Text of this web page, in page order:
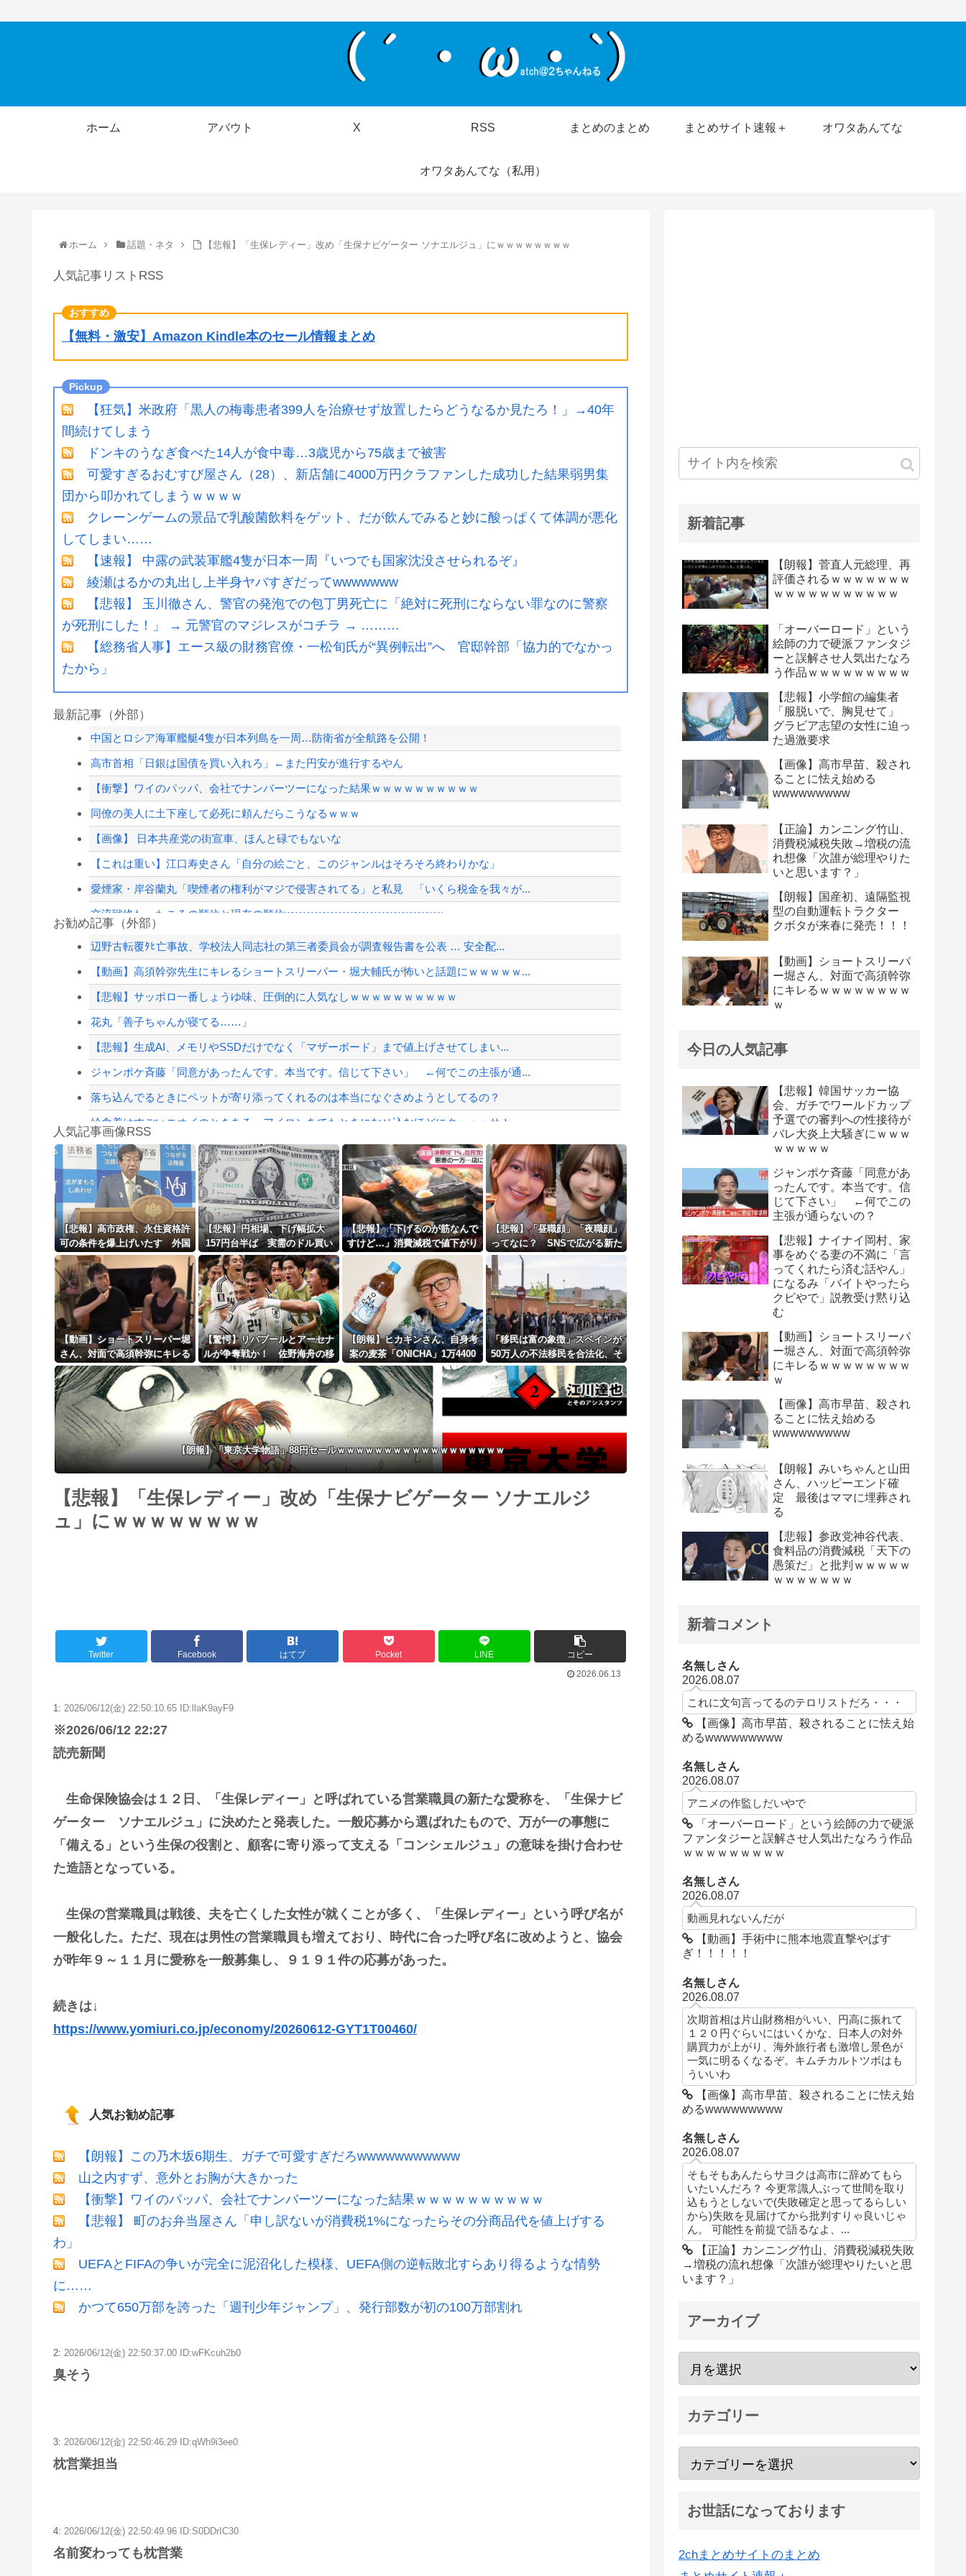
ホーム アバウト X RSS まとめのまとめ まとめサイト速報＋ オワタあんてな
オワタあんてな（私用）
ホーム 話題・ネタ 【悲報】「生保レディー」改め「生保ナビゲーター ソナエルジュ」にｗｗｗｗｗｗｗｗ
人気記事リストRSS
【無料・激安】Amazon Kindle本のセール情報まとめ
【狂気】米政府「黒人の梅毒患者399人を治療せず放置したらどうなるか見たろ！」→40年
間続けてしまう
ドンキのうなぎ食べた14人が食中毒…3歳児から75歳まで被害
可愛すぎるおむすび屋さん（28）、新店舗に4000万円クラファンした成功した結果弱男集
団から叩かれてしまうｗｗｗｗ
クレーンゲームの景品で乳酸菌飲料をゲット、だが飲んでみると妙に酸っぱくて体調が悪化
してしまい……
【速報】 中露の武装軍艦4隻が日本一周『いつでも国家沈没させられるぞ』
綾瀬はるかの丸出し上半身ヤバすぎだってwwwwwww
【悲報】 玉川徹さん、警官の発泡での包丁男死亡に「絶対に死刑にならない罪なのに警察
が死刑にした！」 → 元警官のマジレスがコチラ → ………
【総務省人事】エース級の財務官僚・一松旬氏が“異例転出”へ 官邸幹部「協力的でなかっ
たから」
最新記事（外部）
中国とロシア海軍艦艇4隻が日本列島を一周…防衛省が全航路を公開！
高市首相「日銀は国債を買い入れろ」←また円安が進行するやん
【衝撃】ワイのパッパ、会社でナンバーツーになった結果ｗｗｗｗｗｗｗｗｗｗ
同僚の美人に土下座して必死に頼んだらこうなるｗｗｗ
【画像】 日本共産党の街宣車、ほんと碌でもないな
【これは重い】江口寿史さん「自分の絵ごと、このジャンルはそろそろ終わりかな」
愛煙家・岸谷蘭丸「喫煙者の権利がマジで侵害されてる」と私見 「いくら税金を我々が...
交流戦終わったころの順位と現在の順位wwwwwwwwwwwwwwwwwwww
ダイエット中のワイ、空腹で狂いそう……
「高市早苗はどんだけ自己顕示欲が強いんだ」と左派が『高木美帆氏に送られた包丁セッ...
【朗報】中居正広さん、また聖人エピソードが追加されるｗｗｗｗｗ
日本の商船が中国に臨検された場合は「台湾軍が対応」と台湾軍トップ！
【配信者】「金バエ」のSNS更新が1週間途絶え、様々な憶測が飛び交う。1週間ぶり...
【緊急速報】NYで警官が黒人男性の首を絞め、暴動第二波不可避へ
Powered by livedoor 相互RSS
お勧め記事（外部）
辺野古転覆ﾀﾋ亡事故、学校法人同志社の第三者委員会が調査報告書を公表 … 安全配...
【動画】高須幹弥先生にキレるショートスリーパー・堀大輔氏が怖いと話題にｗｗｗｗｗ...
【悲報】サッポロ一番しょうゆ味、圧倒的に人気なしｗｗｗｗｗｗｗｗｗｗ
花丸「善子ちゃんが寝てる……」
【悲報】生成AI、メモリやSSDだけでなく「マザーボード」まで値上げさせてしまい...
ジャンポケ斉藤「同意があったんです。本当です。信じて下さい」 ←何でこの主張が通...
落ち込んでるときにペットが寄り添ってくれるのは本当になぐさめようとしてるの？
給食着はすごいニオイのときある。アイロンあてたときにむせ込むほどにクッッッサ！っ...
【第一位】車で要らない装備、「電動シート」に決まる・・・
【動画】高速道路を走行中の車からリアガラスが飛んでくる事故(ﾟoﾟ)
8/4のニュース
日本旅行キャンセルすべきか…1万年ぶり史上最大級の火山の兆し＝韓国の反応
更新中止のお知らせ
海外「おめでとうタキ！」リヴァプール南野がバースデーゴール！！
Powered by livedoor 相互RSS
人気記事画像RSS
【悲報】高市政権、永住資格許
可の条件を爆上げいたす 外国
人さん「もう日本ええわ・・」
【悲報】円相場、下げ幅拡大
157円台半ば 実需のドル買い
観測
【悲報】「下げるのが筋なんで
すけど…」消費減税で値下がり
する分と同じだけ商品を値上げ
して店頭価格を変えない店も…
【悲報】「昼職顔」「夜職顔」
ってなに？ SNSで広がる新た
なルッキズム論争ｗｗｗｗｗｗ
【動画】ショートスリーパー堀
さん、対面で高須幹弥にキレる
ｗｗｗｗｗｗｗｗｗ
【驚愕】リバプールとアーセナ
ルが争奪戦か！ 佐野海舟の移
籍金は108億円超えの急騰！マ
インツ幹部も認める衝撃オファ
ーの可能性
【朗報】ヒカキンさん、自身考
案の麦茶「ONICHA」1万4400
本を熊本県に発送ｗｗｗｗｗｗ
ｗ
「移民は富の象徴」スペインが
50万人の不法移民を合法化、そ
の狙いと日本への教訓と [蚤の
市★]
【朗報】「東京大学物語」88円セールｗｗｗｗｗｗｗｗｗｗｗｗｗｗｗｗｗｗ
【悲報】「生保レディー」改め「生保ナビゲーター ソナエルジ
ュ」にｗｗｗｗｗｗｗｗ
Twitter Facebook はてブ Pocket LINE
コピー
2026.06.13
1: 2026/06/12(金) 22:50:10.65 ID:llaK9ayF9
※2026/06/12 22:27
読売新聞
生命保険協会は１２日、「生保レディー」と呼ばれている営業職員の新たな愛称を、「生保ナビ
ゲーター ソナエルジュ」に決めたと発表した。一般応募から選ばれたもので、万が一の事態に
「備える」という生保の役割と、顧客に寄り添って支える「コンシェルジュ」の意味を掛け合わせ
た造語となっている。
生保の営業職員は戦後、夫を亡くした女性が就くことが多く、「生保レディー」という呼び名が
一般化した。ただ、現在は男性の営業職員も増えており、時代に合った呼び名に改めようと、協会
が昨年９～１１月に愛称を一般募集し、９１９１件の応募があった。
続きは↓
https://www.yomiuri.co.jp/economy/20260612-GYT1T00460/
人気お勧め記事
【朗報】この乃木坂6期生、ガチで可愛すぎだろwwwwwwwwwww
山之内すず、意外とお胸が大きかった
【衝撃】ワイのパッパ、会社でナンバーツーになった結果ｗｗｗｗｗｗｗｗｗｗ
【悲報】 町のお弁当屋さん「申し訳ないが消費税1%になったらその分商品代を値上げする
わ」
UEFAとFIFAの争いが完全に泥沼化した模様、UEFA側の逆転敗北すらあり得るような情勢
に……
かつて650万部を誇った「週刊少年ジャンプ」、発行部数が初の100万部割れ
2: 2026/06/12(金) 22:50:37.00 ID:wFKcuh2b0
臭そう
3: 2026/06/12(金) 22:50:46.29 ID:qWh9i3ee0
枕営業担当
4: 2026/06/12(金) 22:50:49.96 ID:S0DDrIC30
名前変わっても枕営業
新着記事
【朗報】菅直人元総理、再
評価されるｗｗｗｗｗｗｗ
ｗｗｗｗｗｗｗｗｗｗｗ
「オーバーロード」という
絵師の力で硬派ファンタジ
ーと誤解させ人気出たなろ
う作品ｗｗｗｗｗｗｗｗｗ
【悲報】小学館の編集者
「服脱いで、胸見せて」
グラビア志望の女性に迫っ
た過激要求
【画像】高市早苗、殺され
ることに怯え始める
wwwwwwwww
【正論】カンニング竹山、
消費税減税失敗→増税の流
れ想像「次誰が総理やりた
いと思います？」
【朗報】国産初、遠隔監視
型の自動運転トラクター
クボタが来春に発売！！！
【動画】ショートスリーパ
ー堀さん、対面で高須幹弥
にキレるｗｗｗｗｗｗｗｗ
ｗ
今日の人気記事
【悲報】韓国サッカー協
会、ガチでワールドカップ
予選での審判への性接待が
バレ大炎上大騒ぎにｗｗｗ
ｗｗｗｗｗ
ジャンポケ斉藤「同意があ
ったんです。本当です。信
じて下さい」 ←何でこの
主張が通らないの？
【悲報】ナイナイ岡村、家
事をめぐる妻の不満に「言
ってくれたら済む話やん」
になるみ「バイトやったら
クビやで」説教受け黙り込
む
【動画】ショートスリーパ
ー堀さん、対面で高須幹弥
にキレるｗｗｗｗｗｗｗｗ
ｗ
【画像】高市早苗、殺され
ることに怯え始める
wwwwwwwww
【朗報】みいちゃんと山田
さん、ハッピーエンド確
定 最後はママに埋葬され
る
【悲報】参政党神谷代表、
食料品の消費減税「天下の
愚策だ」と批判ｗｗｗｗｗ
ｗｗｗｗｗｗｗ
新着コメント
名無しさん
2026.08.07
これに文句言ってるのテロリストだろ・・・
【画像】高市早苗、殺されることに怯え始
めるwwwwwwwww
名無しさん
2026.08.07
アニメの作監しだいやで
「オーバーロード」という絵師の力で硬派
ファンタジーと誤解させ人気出たなろう作品
ｗｗｗｗｗｗｗｗｗ
名無しさん
2026.08.07
動画見れないんだが
【動画】手術中に熊本地震直撃やばす
ぎ！！！！！
名無しさん
2026.08.07
次期首相は片山財務相がいい、円高に振れて
１２０円ぐらいにはいくかな、日本人の対外
購買力が上がり、海外旅行者も激増し景色が
一気に明るくなるぞ。キムチカルトツボはも
ういいわ
【画像】高市早苗、殺されることに怯え始
めるwwwwwwwww
名無しさん
2026.08.07
そもそもあんたらサヨクは高市に辞めてもら
いたいんだろ？ 今更常識人ぶって世間を取り
込もうとしないで(失敗確定と思ってるらしい
から)失敗を見届けてから批判すりゃ良いじゃ
ん。 可能性を前提で語るなよ、...
【正論】カンニング竹山、消費税減税失敗
→増税の流れ想像「次誰が総理やりたいと思
います？」
アーカイブ
カテゴリー
お世話になっております
2chまとめサイトのまとめ